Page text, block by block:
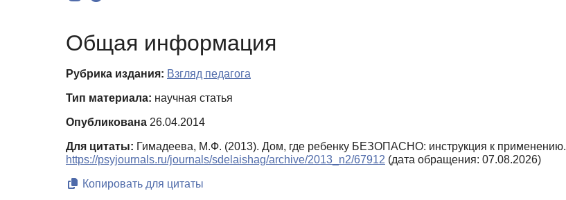
Общая информация
Рубрика издания: Взгляд педагога
Тип материала: научная статья
Опубликована 26.04.2014
Для цитаты: Гимадеева, М.Ф. (2013). Дом, где ребенку БЕЗОПАСНО: инструкция к применению.
https://psyjournals.ru/journals/sdelaishag/archive/2013_n2/67912 (дата обращения: 07.08.2026)
Копировать для цитаты